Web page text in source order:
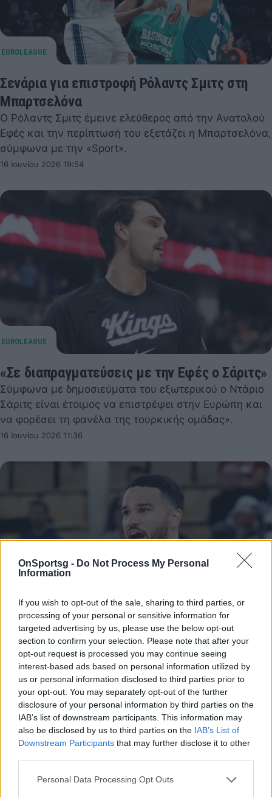
OnSportsg - Do Not Process My Personal
Information
If you wish to opt-out of the sale, sharing to third parties, or
processing of your personal or sensitive information for
targeted advertising by us, please use the below opt-out
section to confirm your selection. Please note that after your
opt-out request is processed you may continue seeing
interest-based ads based on personal information utilized by
us or personal information disclosed to third parties prior to
your opt-out. You may separately opt-out of the further
disclosure of your personal information by third parties on the
IAB’s list of downstream participants. This information may
also be disclosed by us to third parties on the IAB’s List of
Downstream Participants that may further disclose it to other
Personal Data Processing Opt Outs
Σενάρια για επιστροφή Ρόλαντς Σμιτς στη
Μπαρτσελόνα
Ο Ρόλαντς Σμιτς έμεινε ελεύθερος από την Ανατολού
Εφές και την περίπτωσή του εξετάζει η Μπαρτσελόνα,
σύμφωνα με την «Sport».
16 Ιουνίου 2026 19:54
«Σε διαπραγματεύσεις με την Εφές ο Σάριτς»
Σύμφωνα με δημοσιεύματα του εξωτερικού ο Ντάριο
Σάριτς είναι έτοιμος να επιστρέψει στην Ευρώπη και
να φορέσει τη φανέλα της τουρκικής ομάδας».
16 Ιουνίου 2026 11:36
Παρελθόν και επίσημα από την Εφές ο
Με ανακοίνωσή της, η Αναντολού Εφές αποχαιρέτησε